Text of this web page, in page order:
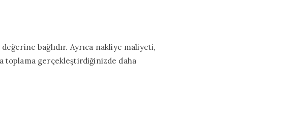
bağlıdır. Ayrıca nakliye maliyeti,
toplama gerçekleştirdiğinizde daha